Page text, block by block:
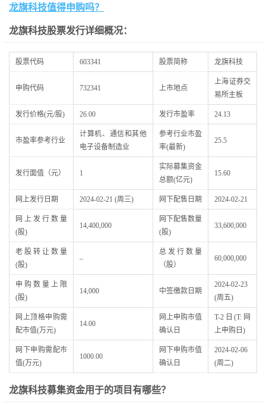
龙旗科技值得申购吗？
龙旗科技股票发行详细概况：
股票代码 603341 股票简称 龙旗科技
申购代码 732341 上市地点
上海证券交
易所主板
发行价格(元/股) 26.00 发行市盈率 24.13
市盈率参考行业
计算机、通信和其他
电子设备制造业
参考行业市盈
率(最新)
25.5
发行面值（元） 1
实际募集资金
总额(亿元)
15.60
网上发行日期 2024-02-21 (周三) 网下配售日期 2024-02-21
网上发行数量
(股)
14,400,000
网下配售数量
(股)
33,600,000
老股转让数量
(股)
–
总发行数量
（股）
60,000,000
申购数量上限
(股)
14,000 中签缴款日期
2024-02-23
(周五)
网上顶格申购需
配市值(万元)
14.00
网上申购市值
确认日
T-2日(T:网
上申购日)
网下申购需配市
值(万元)
1000.00
网下申购市值
确认日
2024-02-06
(周二)
龙旗科技募集资金用于的项目有哪些？